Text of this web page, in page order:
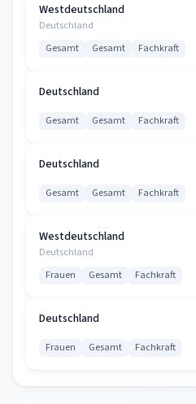
Westdeutschland
Deutschland
Gesamt Gesamt Fachkraft
Deutschland
Gesamt Gesamt Fachkraft
Deutschland
Gesamt Gesamt Fachkraft
Westdeutschland
Deutschland
Frauen Gesamt Fachkraft
Deutschland
Frauen Gesamt Fachkraft